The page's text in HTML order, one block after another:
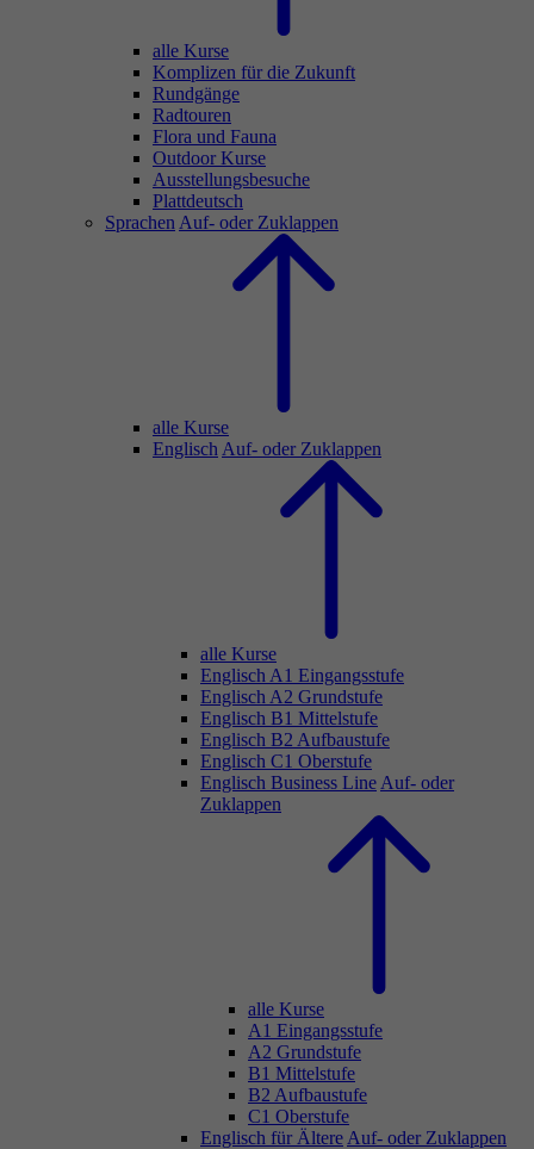
alle Kurse
Komplizen für die Zukunft
Rundgänge
Radtouren
Flora und Fauna
Outdoor Kurse
Ausstellungsbesuche
Plattdeutsch
Sprachen Auf- oder Zuklappen
alle Kurse
Englisch Auf- oder Zuklappen
alle Kurse
Englisch A1 Eingangsstufe
Englisch A2 Grundstufe
Englisch B1 Mittelstufe
Englisch B2 Aufbaustufe
Englisch C1 Oberstufe
Englisch Business Line Auf- oder
Zuklappen
alle Kurse
A1 Eingangsstufe
A2 Grundstufe
B1 Mittelstufe
B2 Aufbaustufe
C1 Oberstufe
Englisch für Ältere Auf- oder Zuklappen